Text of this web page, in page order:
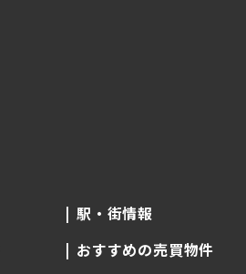
駅・街情報
おすすめの売買物件